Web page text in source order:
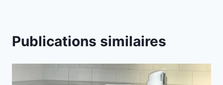
Publications similaires